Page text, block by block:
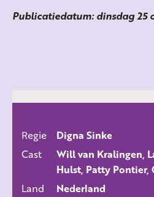
Publicatiedatum: dinsdag 25
Regie
Digna Sinke
Cast
Will van Kralingen,
Hulst, Patty Pontier,
Land
Nederland